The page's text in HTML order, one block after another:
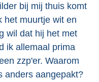
bij mij thuis komt
het muurtje wit en
wil dat hij het met
ik allemaal prima
zzp'er. Waarom
anders aangepakt?